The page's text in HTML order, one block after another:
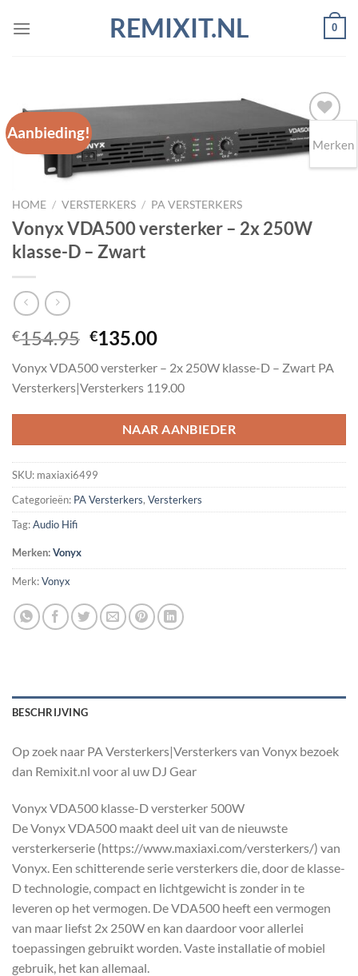
naar
REMIXIT.NL 0
Aanbieding!
Toevoegen
HOME / VERSTERKERS / PA VERSTERKERS
Vonyx VDA500 versterker – 2x 250W
klasse-D – Zwart
€154.95 Oorspronkelijke
was:
€154.95.
€135.00Huidige
is:
€135.00.
Vonyx VDA500 versterker – 2x 250W klasse-D – Zwart PA
Versterkers|Versterkers 119.00
NAAR AANBIEDER
SKU: maxiaxi6499
Categorieën: PA Versterkers, Versterkers
Tag:Audio Hifi
Merken:Vonyx
Merk:Vonyx
BESCHRIJVING
Op zoek naar PA Versterkers|Versterkers van Vonyx bezoek
dan Remixit.nl voor al uw DJ Gear
Vonyx VDA500 klasse-D versterker 500W
De Vonyx VDA500 maakt deel uit van de nieuwste
versterkerserie (https://www.maxiaxi.com/versterkers/) van
Vonyx. Een schitterende serie versterkers die, door de klasse-
D technologie, compact en lichtgewicht is zonder in te
leveren op het vermogen. De VDA500 heeft een vermogen
van maar liefst 2x 250W en kan daardoor voor allerlei
toepassingen gebruikt worden. Vaste installatie of mobiel
gebruik, het kan allemaal.
Merken